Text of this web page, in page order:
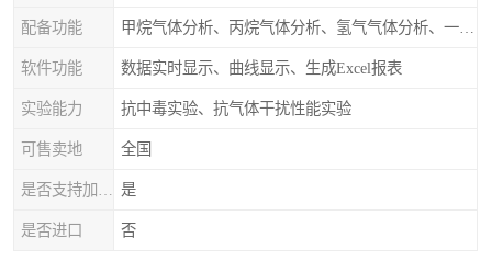
配备功能
软件功能 数据实时显示、曲线显示、生成Excel报表
实验能力 抗中毒实验、抗气体干扰性能实验
可售卖地 全国
是
是否进口 否